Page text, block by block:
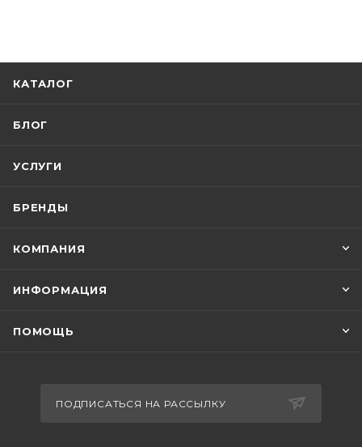
КАТАЛОГ
БЛОГ
УСЛУГИ
БРЕНДЫ
КОМПАНИЯ
ИНФОРМАЦИЯ
ПОМОЩЬ
ПОДПИСАТЬСЯ НА РАССЫЛКУ